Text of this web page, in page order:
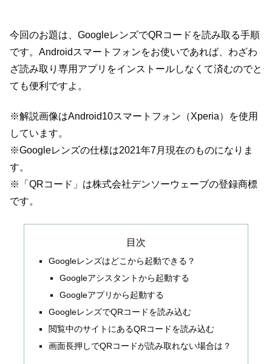
今回のお題は、GoogleレンズでQRコードを読み取る手順
です。Androidスマートフォンをお使いであれば、わざわ
ざ読み取り専用アプリをインストールしなくて済むのでと
ても便利ですよ。
※解説画像はAndroid10スマートフォン（Xperia）を使用
しています。
※Googleレンズの仕様は2021年7月現在のものになりま
す。
※「QRコード」は株式会社デンソーウェーブの登録商標
です。
目次
Googleレンズはどこから起動できる？
Googleアシスタントから起動する
Googleアプリから起動する
GoogleレンズでQRコードを読み込む
閲覧中のサイトにあるQRコードを読み込む
画面長押しでQRコードが読み取れない場合は？